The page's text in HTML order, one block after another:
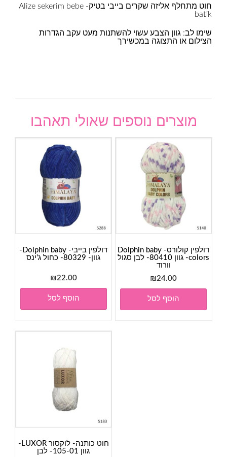
חוט מתחלף אליזה שקרים בייבי בטיק- Alize sekerim bebe
batik
שימו לב: גוון הצבע עשוי להשתנות מעט עקב הגדרות
הצילום או התצוגה במכשירך
מוצרים נוספים שאולי תאהבו
דולפין קולורס- Dolphin baby
colors- גוון 80410- לבן סגול
וורוד
₪24.00
הוסף לסל
דולפין בייבי- Dolphin baby-
גוון- 80329- כחול ג'ינס
₪22.00
הוסף לסל
חוט כותנה- לוקסור LUXOR-
גוון 105-01- לבן